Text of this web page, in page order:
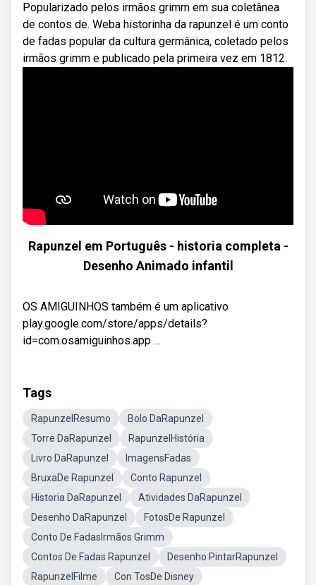
Popularizado pelos irmãos grimm em sua coletânea
de contos de. Weba historinha da rapunzel é um conto
de fadas popular da cultura germânica, coletado pelos
irmãos grimm e publicado pela primeira vez em 1812.
Rapunzel em Português - historia completa -
Desenho Animado infantil
OS AMIGUINHOS também é um aplicativo
play.google.com/store/apps/details?
id=com.osamiguinhos.app ...
Tags
RapunzelResumo
Bolo DaRapunzel
Torre DaRapunzel
RapunzelHistória
Livro DaRapunzel
ImagensFadas
BruxaDe Rapunzel
Conto Rapunzel
Historia DaRapunzel
Atividades DaRapunzel
Desenho DaRapunzel
FotosDe Rapunzel
Conto De FadasIrmãos Grimm
Contos De Fadas Rapunzel
Desenho PintarRapunzel
RapunzelFilme
Con TosDe Disney